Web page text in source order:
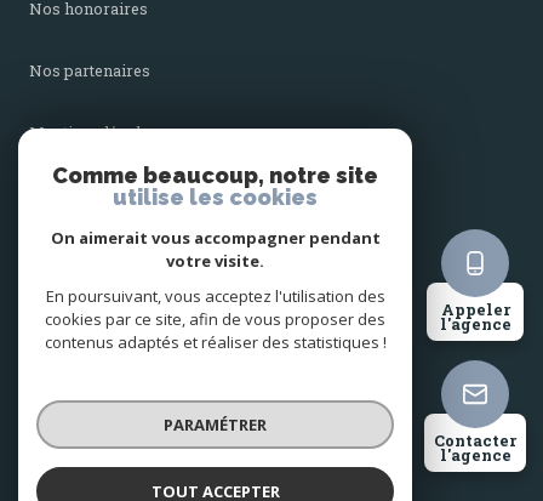
Appeler
l'agence
Contacter
l'agence
nos honoraires
nos partenaires
mentions légales
cookies
© 2026 | Tous droits réservés
Réalisé par
Comme beaucoup, notre site
utilise les cookies
On aimerait vous accompagner pendant
votre visite.
En poursuivant, vous acceptez l'utilisation des
cookies par ce site, afin de vous proposer des
contenus adaptés et réaliser des statistiques !
PARAMÉTRER
TOUT ACCEPTER